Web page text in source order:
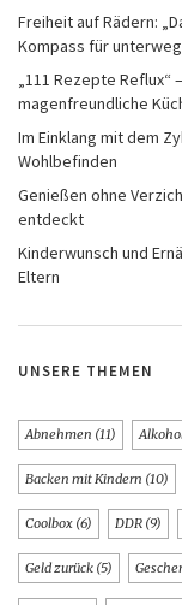
Freiheit auf Rädern:
Kompass für
„111 Rezepte Reflux“
magenfreundliche
Im Einklang mit dem
Wohlbefinden
Genießen ohne
entdeckt
Kinderwunsch und
Eltern
UNSERE THEMEN
Abnehmen (11)
Backen mit Kindern (10)
Coolbox (6) DDR (9)
Geld zurück (5)